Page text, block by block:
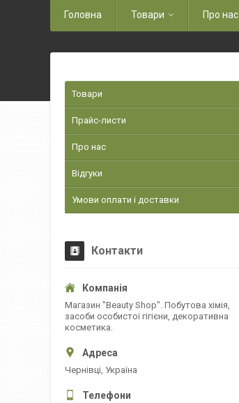
Головна Товари Про нас
Товари
Прайс-листи
Про нас
Відгуки
Умови оплати і доставки
Контакти
Магазин "Beauty Shop". Побутова хімія,
засоби особистої гігієни, декоративна
косметика.
Чернівці, Україна